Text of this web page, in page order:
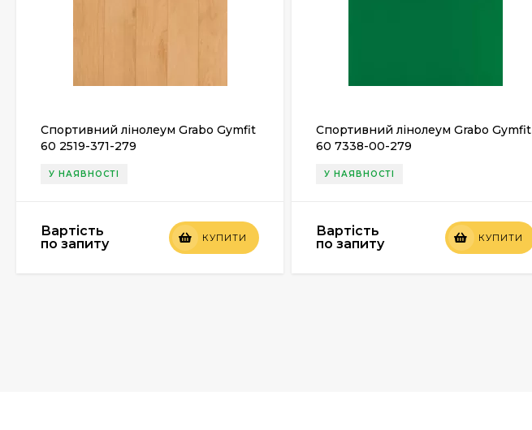
Спортивний лінолеум Grabo Gymfit
60 2519-371-279
У НАЯВНОСТІ
Вартість
по запиту
КУПИТИ
Спортивний лінолеум Grabo Gymfit
60 7338-00-279
У НАЯВНОСТІ
Вартість
по запиту
КУПИТИ